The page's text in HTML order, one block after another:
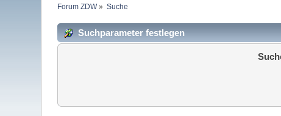
Forum ZDW» Suche
Suchparameter festlegen